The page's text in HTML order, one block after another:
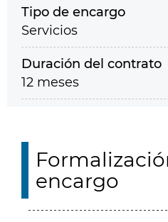
Tipo de encargo
Servicios
Duración del contrato
12 meses
encargo